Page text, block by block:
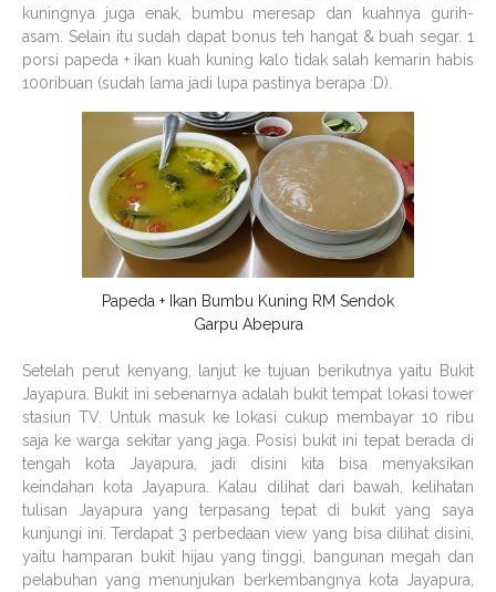
kuningnya juga enak, bumbu meresap dan kuahnya gurih-
asam. Selain itu sudah dapat bonus teh hangat & buah segar. 1
porsi papeda + ikan kuah kuning kalo tidak salah kemarin habis
100ribuan (sudah lama jadi lupa pastinya berapa :D).
Papeda + Ikan Bumbu Kuning RM Sendok
Garpu Abepura
Setelah perut kenyang, lanjut ke tujuan berikutnya yaitu Bukit
Jayapura. Bukit ini sebenarnya adalah bukit tempat lokasi tower
stasiun TV. Untuk masuk ke lokasi cukup membayar 10 ribu
saja ke warga sekitar yang jaga. Posisi bukit ini tepat berada di
tengah kota Jayapura, jadi disini kita bisa menyaksikan
keindahan kota Jayapura. Kalau dilihat dari bawah, kelihatan
tulisan Jayapura yang terpasang tepat di bukit yang saya
kunjungi ini. Terdapat 3 perbedaan view yang bisa dilihat disini,
yaitu hamparan bukit hijau yang tinggi, bangunan megah dan
pelabuhan yang menunjukan berkembangnya kota Jayapura,